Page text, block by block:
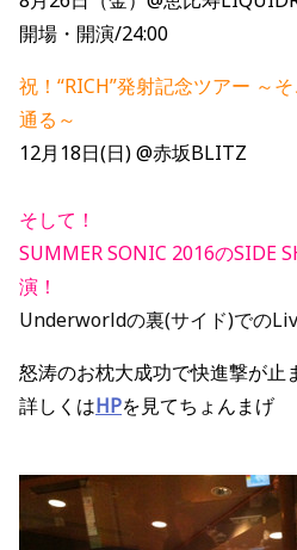
開場・開演/24:00
祝！“RICH”発射記念ツアー ～
通る～
12月18日(日) @赤坂BLITZ
そして！
SUMMER SONIC 2016のSIDE
演！
Underworldの裏(サイド)での
怒涛のお枕大成功で快進撃が止
詳しくはHPを見てちょんまげ